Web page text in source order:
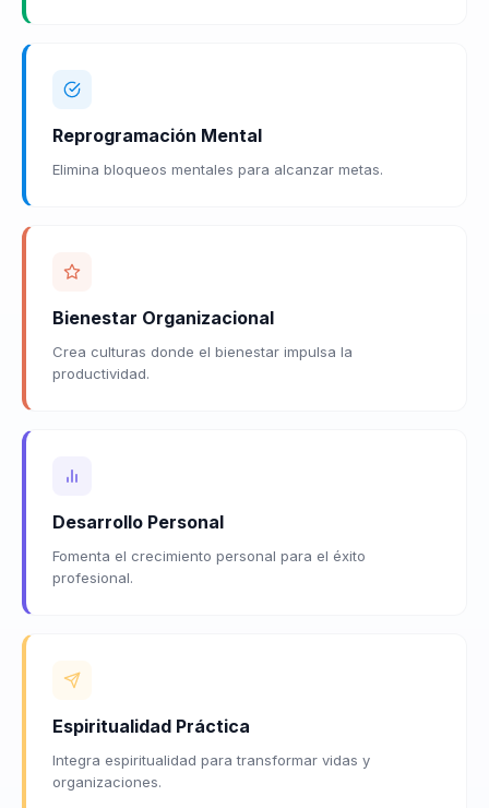
Reprogramación Mental
Elimina bloqueos mentales para alcanzar metas.
Bienestar Organizacional
Crea culturas donde el bienestar impulsa la
productividad.
Desarrollo Personal
Fomenta el crecimiento personal para el éxito
profesional.
Espiritualidad Práctica
Integra espiritualidad para transformar vidas y
organizaciones.